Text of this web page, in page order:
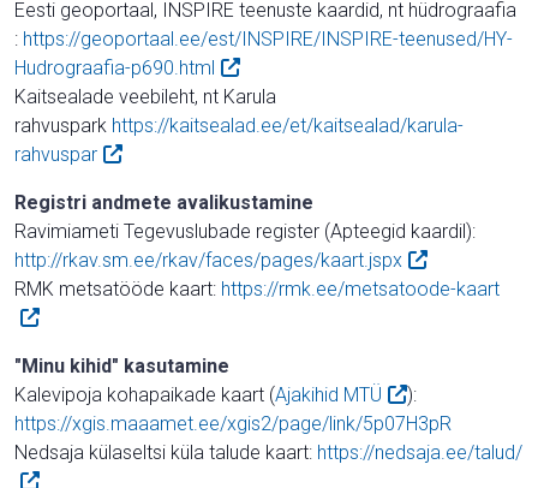
Eesti geoportaal, INSPIRE teenuste kaardid, nt hüdrograafia
: https://geoportaal.ee/est/INSPIRE/INSPIRE-teenused/HY-
Hudrograafia-p690.html
Kaitsealade veebileht, nt Karula
rahvuspark https://kaitsealad.ee/et/kaitsealad/karula-
rahvuspar
Registri andmete avalikustamine
Ravimiameti Tegevuslubade register (Apteegid kaardil):
http://rkav.sm.ee/rkav/faces/pages/kaart.jspx
RMK metsatööde kaart: https://rmk.ee/metsatoode-kaart
"Minu kihid" kasutamine
Kalevipoja kohapaikade kaart (Ajakihid MTÜ
):
https://xgis.maaamet.ee/xgis2/page/link/5p07H3pR
Nedsaja külaseltsi küla talude kaart: https://nedsaja.ee/talud/